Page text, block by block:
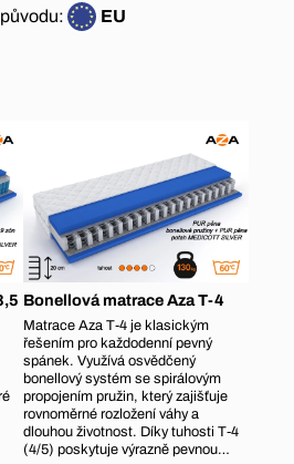
EU
Bonellová matrace Aza T-4
Matrace Aza T‑4 je klasickým
řešením pro každodenní pevný
spánek. Využívá osvědčený
bonellový systém se spirálovým
propojením pružin, který zajišťuje
rovnoměrné rozložení váhy a
dlouhou životnost. Díky tuhosti T‑4
(4/5) poskytuje výrazně pevnou…